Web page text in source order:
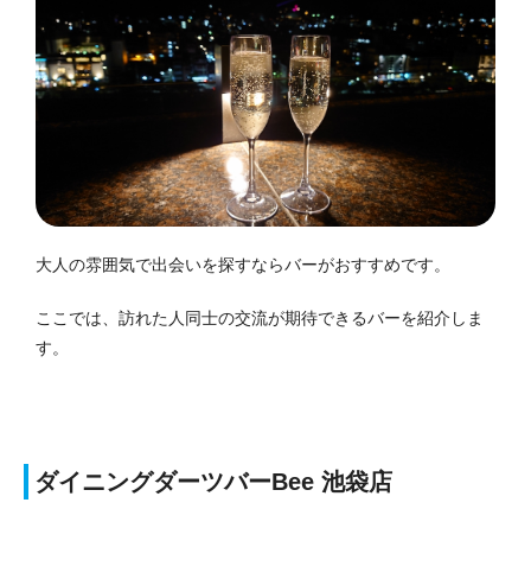
大人の雰囲気で出会いを探すならバーがおすすめです。
ここでは、訪れた人同士の交流が期待できるバーを紹介しま
す。
ダイニングダーツバーBee 池袋店